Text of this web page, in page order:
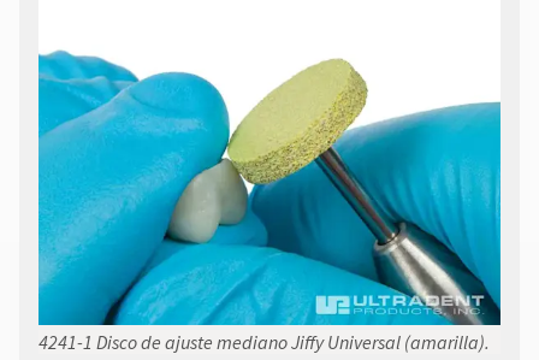
4241-1 Disco de ajuste mediano Jiffy Universal (amarilla).